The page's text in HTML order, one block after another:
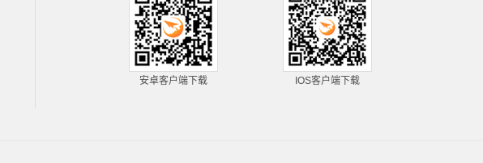
安卓客户端下载 IOS客户端下载